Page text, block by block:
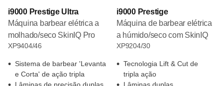
i9000 Prestige Ultra
Máquina barbear elétrica a
molhado/seco SkinIQ Pro
XP9404/46
Sistema de barbear 'Levanta
e Corta' de ação tripla
i9000 Prestige
Máquina de barbear elétrica
a húmido/seco com SkinIQ
XP9204/30
Tecnologia Lift & Cut de
tripla ação